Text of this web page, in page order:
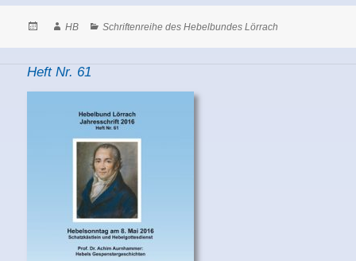
PostedAuthor
HB Categories
Schriftenreihe des Hebelbundes Lörrach
Heft Nr. 61